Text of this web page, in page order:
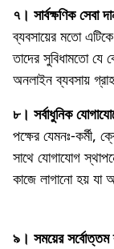
৭। সার্বক্ষণিক সেবা
ব্যবসায়ের মতো
তাদের সুবিধামতো
অনলাইন ব্যবসায়
৮। সর্বাধুনিক
পক্ষের যেমনঃ-কর্মী,
সাথে যোগাযোগ
কাজে লাগানো হয় যা
৯। সময়ের সর্বোত্তম